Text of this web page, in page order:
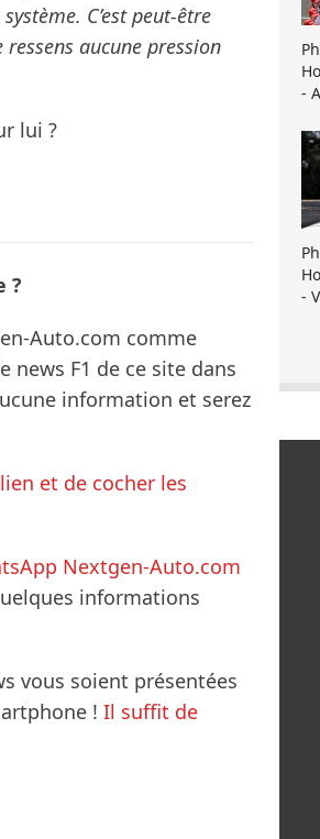
C’est peut-être
ressens aucune pression
lui ?
?
Auto.com comme
news F1 de ce site dans
information et serez
et de cocher les
Nextgen-Auto.com
informations
vous soient présentées
! Il suffit de
-
-